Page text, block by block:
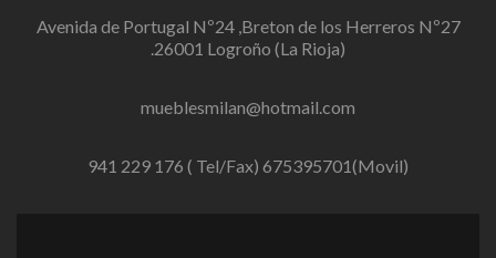
Avenida de Portugal Nº24 ,Breton de los Herreros Nº27
.26001 Logroño (La Rioja)
mueblesmilan@hotmail.com
941 229 176 ( Tel/Fax) 675395701(Movil)